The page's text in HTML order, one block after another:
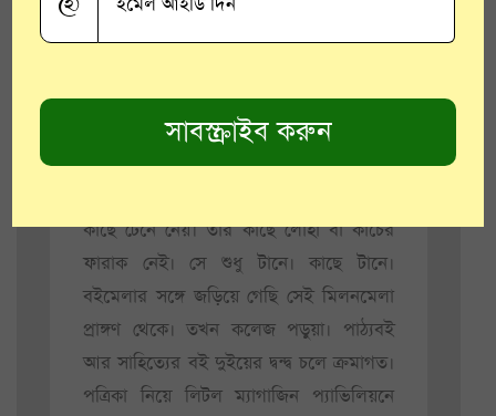
মধ্যেই ঠিক করে কে আগে
পড়বে।
কাছে টেনে নেয়। তার কাছে লোহা বা কাচের
ফারাক নেই। সে শুধু টানে। কাছে টানে।
বইমেলার সঙ্গে জড়িয়ে গেছি সেই মিলনমেলা
প্রাঙ্গণ থেকে। তখন কলেজ পড়ুয়া। পাঠ্যবই
আর সাহিত্যের বই দুইয়ের দ্বন্দ্ব চলে ক্রমাগত।
পত্রিকা নিয়ে লিটল ম্যাগাজিন প্যাভিলিয়নে